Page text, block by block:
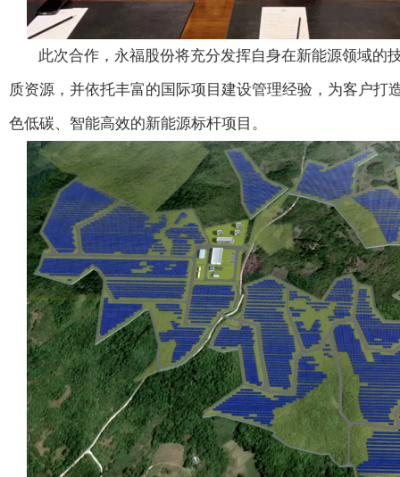
此次合作，永福股份将充分发挥自身在新能源领域的
质资源，并依托丰富的国际项目建设管理经验，为客户打
色低碳、智能高效的新能源标杆项目。